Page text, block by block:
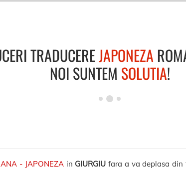
TRADUCEREJAPONEZA
NOI SUNTEM SOLUTIA!
- JAPONEZA in GIURGIU fara a va deplasa din